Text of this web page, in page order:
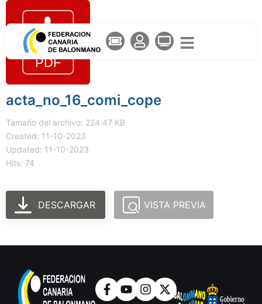
acta_no_16_comi_cope
Tamaño del archivo: 224.47 KB
Created: 11-10-2023
Updated: 11-10-2023
Hits: 74
DESCARGAR VISTA PREVIA